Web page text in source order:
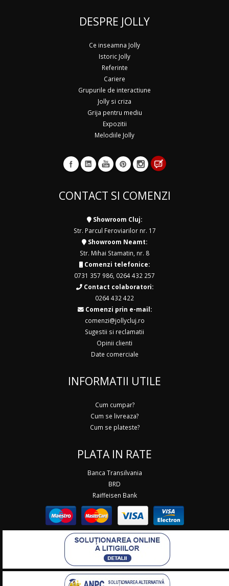
DESPRE JOLLY
Ce inseamna Jolly
Istoric Jolly
Referinte
Cariere
Grupurile de interactiune
Jolly si criza
Grija pentru mediu
Expozitii
Melodiile Jolly
CONTACT SI COMENZI
Showroom Cluj:
Str. Parcul Feroviarilor nr. 17
Showroom Neamt:
Str. Mihai Stamatin, nr. 8
Comenzi telefonice:
0731 357 986 0264 432 257
Contact colaboratori:
0264 432 422
Comenzi prin e-mail:
comenzi@jollycluj.ro
Sugestii si reclamatii
Opinii clienti
Date comerciale
INFORMATII UTILE
Cum cumpar?
Cum se livreaza?
Cum se plateste?
PLATA IN RATE
Banca Transilvania
BRD
Raiffeisen Bank